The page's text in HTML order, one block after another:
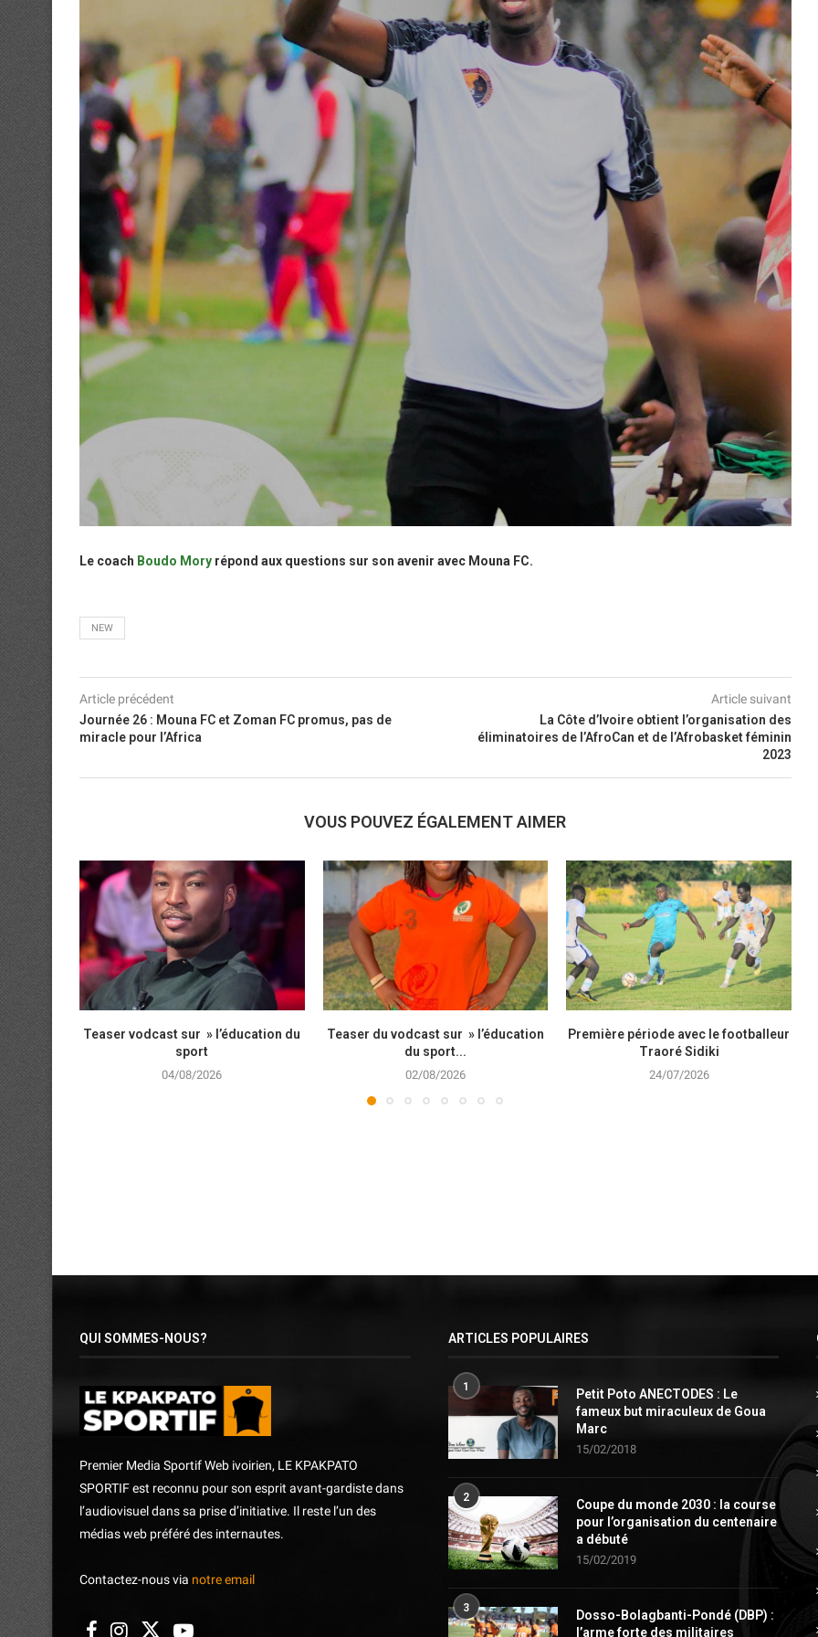
Le coach Boudo Mory répond aux questions sur son avenir avec Mouna FC.
NEW
Article précédent
Journée 26 : Mouna FC et Zoman FC promus, pas de
miracle pour l’Africa
Article suivant
La Côte d’Ivoire obtient l’organisation des
éliminatoires de l’AfroCan et de l’Afrobasket féminin
2023
VOUS POUVEZ ÉGALEMENT AIMER
Teaser vodcast sur » l’éducation du
sport
04/08/2026
Teaser du vodcast sur » l’éducation
du sport...
02/08/2026
Première période avec le footballeur
Traoré Sidiki
24/07/2026
QUI SOMMES-NOUS?
Premier Media Sportif Web ivoirien, LE KPAKPATO
SPORTIF est reconnu pour son esprit avant-gardiste dans
l’audiovisuel dans sa prise d’initiative. Il reste l’un des
médias web préféré des internautes.
Contactez-nous via notre email
ARTICLES POPULAIRES
1
Petit Poto ANECTODES : Le
fameux but miraculeux de Goua
Marc
15/02/2018
2
Coupe du monde 2030 : la course
pour l’organisation du centenaire
a débuté
15/02/2019
3
Dosso-Bolagbanti-Pondé (DBP) :
l’arme forte des militaires